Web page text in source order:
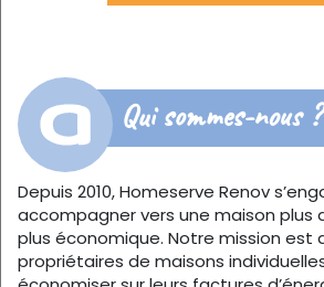
Qui sommes-nous ?
Depuis 2010, Homeserve Renov
accompagner vers une maison plus
plus économique. Notre mission est
propriétaires de maisons